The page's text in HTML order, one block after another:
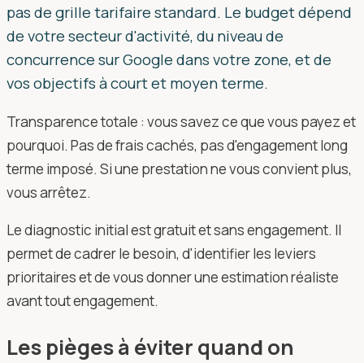
pas de grille tarifaire standard. Le budget dépend
de votre secteur d'activité, du niveau de
concurrence sur Google dans votre zone, et de
vos objectifs à court et moyen terme.
Transparence totale : vous savez ce que vous payez et
pourquoi. Pas de frais cachés, pas d'engagement long
terme imposé. Si une prestation ne vous convient plus,
vous arrêtez.
Le diagnostic initial est gratuit et sans engagement. Il
permet de cadrer le besoin, d'identifier les leviers
prioritaires et de vous donner une estimation réaliste
avant tout engagement.
Les pièges à éviter quand on